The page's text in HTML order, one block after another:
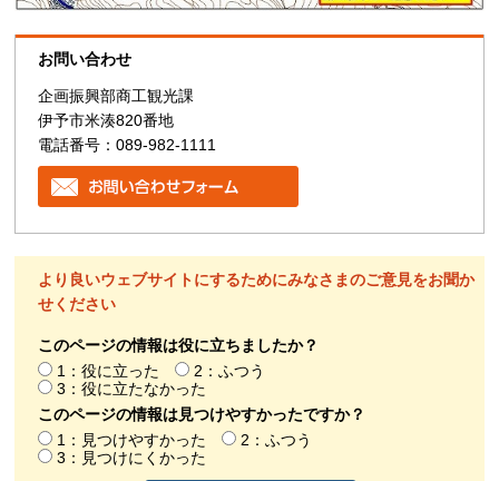
お問い合わせ
企画振興部商工観光課
伊予市米湊820番地
電話番号：089-982-1111
より良いウェブサイトにするためにみなさまのご意見をお聞か
せください
このページの情報は役に立ちましたか？
1：役に立った
2：ふつう
3：役に立たなかった
このページの情報は見つけやすかったですか？
1：見つけやすかった
2：ふつう
3：見つけにくかった